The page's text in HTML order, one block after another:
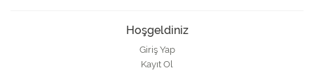
Hoşgeldiniz
Giriş Yap
Kayıt Ol